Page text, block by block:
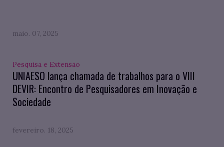
maio. 07, 2025
Pesquisa e Extensão
UNIAESO lança chamada de trabalhos para o VIII
DEVIR: Encontro de Pesquisadores em Inovação e
Sociedade
fevereiro. 18, 2025